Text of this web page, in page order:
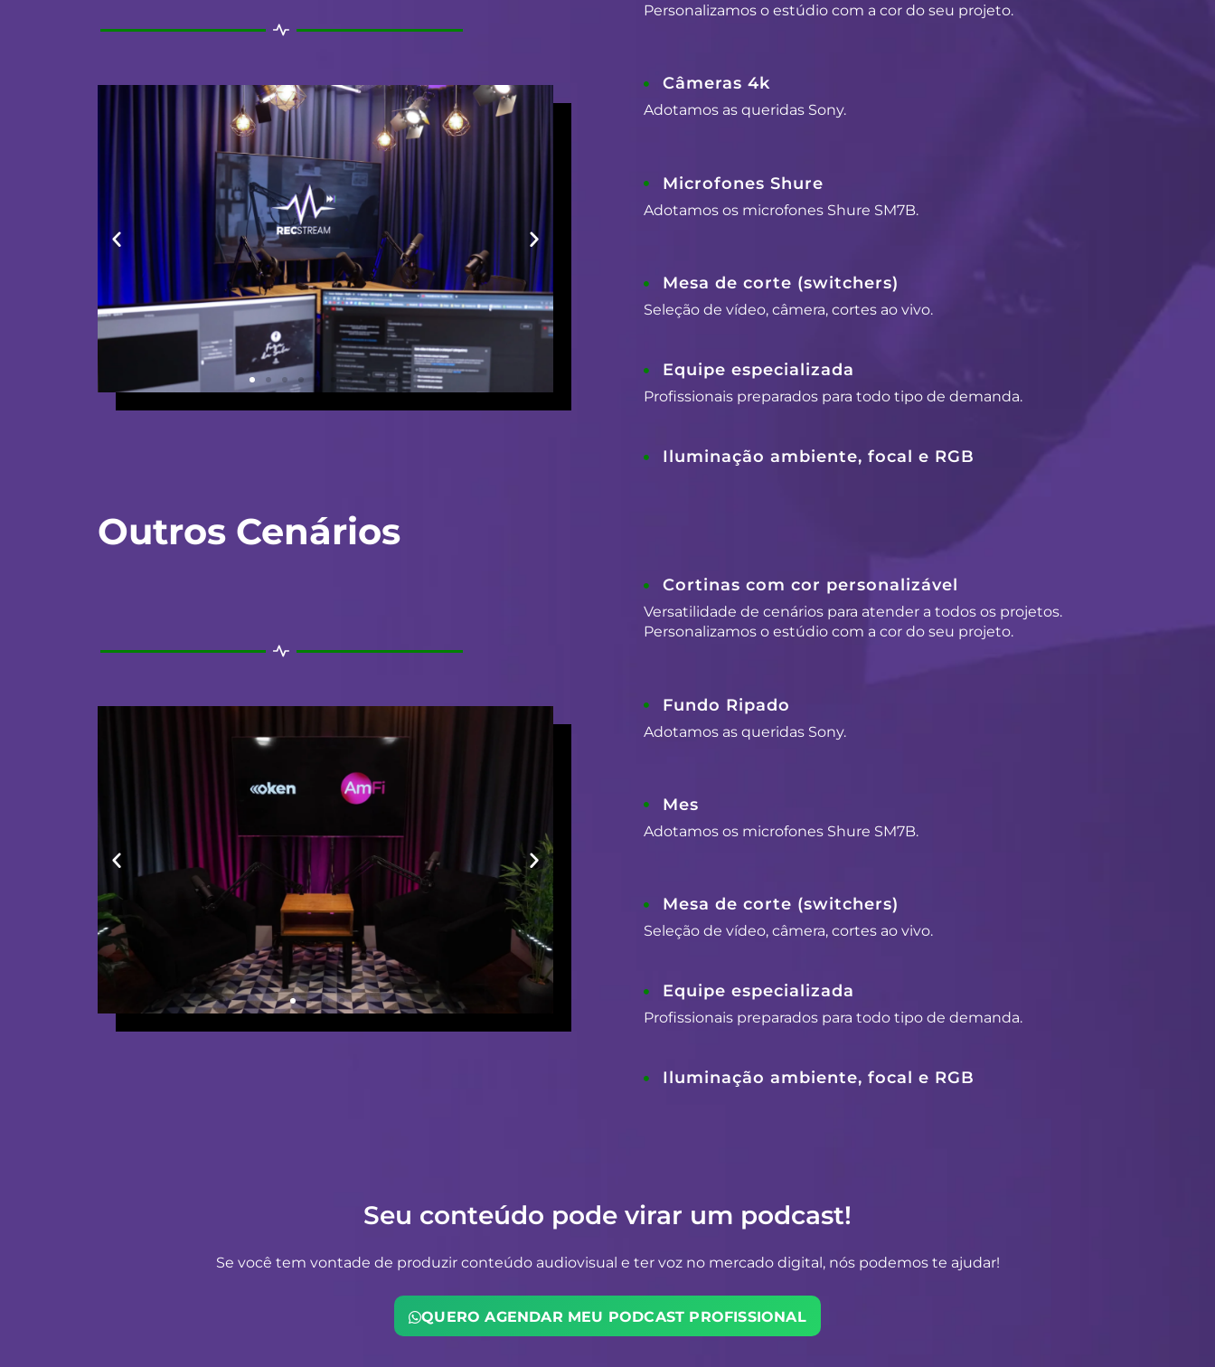
Personalizamos o estúdio com a cor do seu projeto.
Câmeras 4k
Adotamos as queridas Sony.
Microfones Shure
Adotamos os microfones Shure SM7B.
Mesa de corte (switchers)
Seleção de vídeo, câmera, cortes ao vivo.
Equipe especializada
Profissionais preparados para todo tipo de demanda.
Iluminação ambiente, focal e RGB
Outros Cenários
Cortinas com cor personalizável
Versatilidade de cenários para atender a todos os projetos.
Personalizamos o estúdio com a cor do seu projeto.
Fundo Ripado
Adotamos as queridas Sony.
Mes
Adotamos os microfones Shure SM7B.
Mesa de corte (switchers)
Seleção de vídeo, câmera, cortes ao vivo.
Equipe especializada
Profissionais preparados para todo tipo de demanda.
Iluminação ambiente, focal e RGB
Seu conteúdo pode virar um podcast!
Se você tem vontade de produzir conteúdo audiovisual e ter voz no mercado digital, nós podemos te ajudar!
QUERO AGENDAR MEU PODCAST PROFISSIONAL